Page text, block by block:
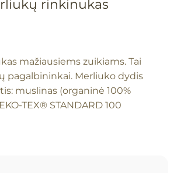
rinkinukas
mažiausiems zuikiams. Tai
pagalbininkai. Merliuko dydis
muslinas (organinė 100%
TEX® STANDARD 100